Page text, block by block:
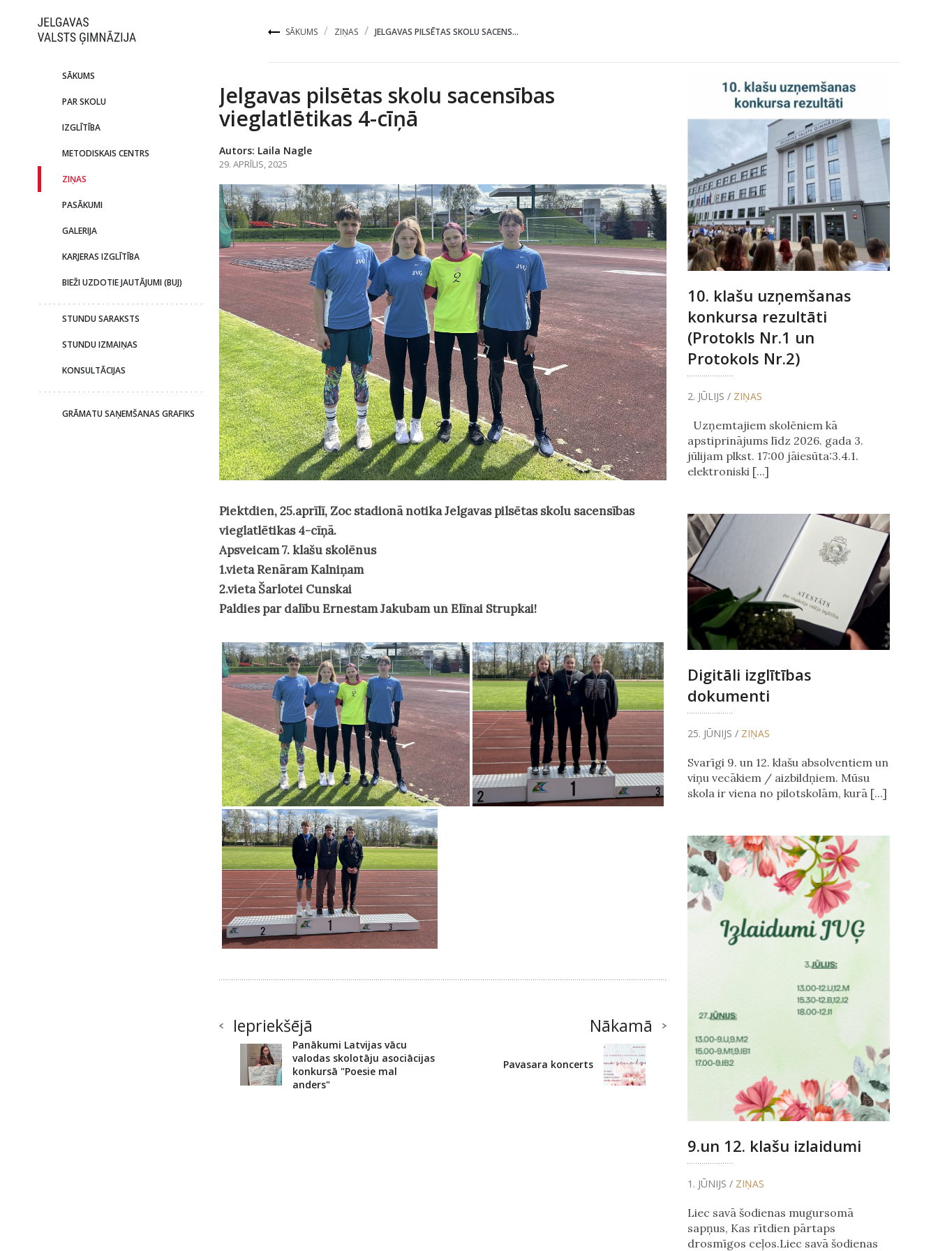
SĀKUMS ZIŅAS JELGAVAS PILSĒTAS SKOLU SACENS...
SĀKUMS
PAR SKOLU
IZGLĪTĪBA
METODISKAIS CENTRS
ZIŅAS
PASĀKUMI
GALERIJA
KARJERAS IZGLĪTĪBA
BIEŽI UZDOTIE JAUTĀJUMI (BUJ)
STUNDU SARAKSTS
STUNDU IZMAIŅAS
KONSULTĀCIJAS
GRĀMATU SAŅEMŠANAS GRAFIKS
Jelgavas pilsētas skolu sacensības
vieglatlētikas 4-cīņā
Autors: Laila Nagle
29. APRĪLIS, 2025
Piektdien, 25.aprīlī, Zoc stadionā notika Jelgavas pilsētas skolu sacensības
vieglatlētikas 4-cīņā.
Apsveicam 7. klašu skolēnus
1.vieta Renāram Kalniņam
2.vieta Šarlotei Cunskai
Paldies par dalību Ernestam Jakubam un Elīnai Strupkai!
Iepriekšējā
Panākumi Latvijas vācu
valodas skolotāju asociācijas
konkursā "Poesie mal
anders"
Nākamā
Pavasara koncerts
10. klašu uzņemšanas
konkursa rezultāti
(Protokls Nr.1 un
Protokols Nr.2)
2. JŪLIJS / ZIŅAS
Uzņemtajiem skolēniem kā
apstiprinājums līdz 2026. gada 3.
jūlijam plkst. 17:00 jāiesūta:3.4.1.
elektroniski [...]
Digitāli izglītības
dokumenti
25. JŪNIJS / ZIŅAS
Svarīgi 9. un 12. klašu absolventiem un
viņu vecākiem / aizbildņiem. Mūsu
skola ir viena no pilotskolām, kurā [...]
9.un 12. klašu izlaidumi
1. JŪNIJS / ZIŅAS
Liec savā šodienas mugursomā
sapņus, Kas rītdien pārtaps
drosmīgos ceļos.Liec savā šodienas